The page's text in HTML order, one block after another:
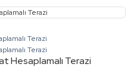
Hesaplamalı Terazi